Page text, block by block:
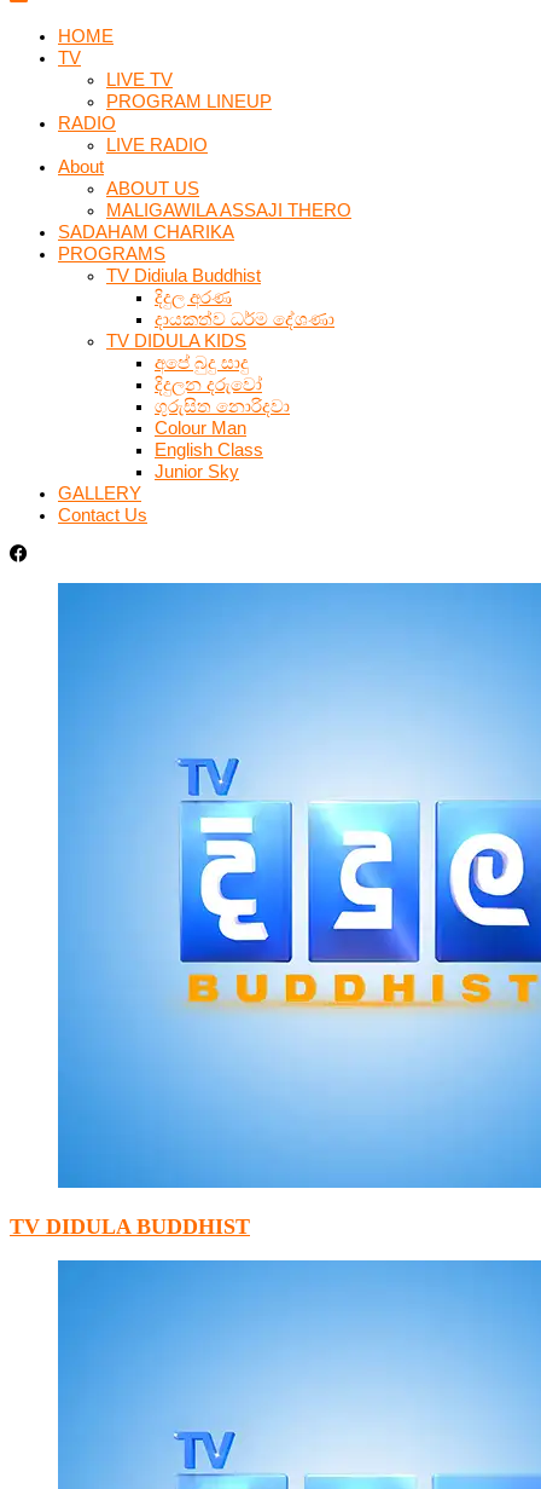
HOME
TV
LIVE TV
PROGRAM LINEUP
RADIO
LIVE RADIO
About
ABOUT US
MALIGAWILA ASSAJI THERO
SADAHAM CHARIKA
PROGRAMS
TV Didiula Buddhist
දිදුල අරණ
දායකත්ව ධර්ම දේශණා
TV DIDULA KIDS
අපේ බුදු සාදු
දිදුලන දරුවෝ
ගුරුසිත නොරිදවා
Colour Man
English Class
Junior Sky
GALLERY
Contact Us
TV DIDULA BUDDHIST